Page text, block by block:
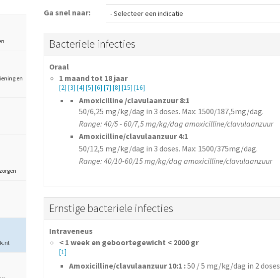
en
Ga snel naar:
Bacteriele infecties
Oraal
1 maand tot 18 jaar
[2] [3] [4] [5] [6] [7] [8] [15] [16]
Amoxicilline /clavulaanzuur 8:1
50/6,25 mg/kg/dag in 3 doses. Max: 1500/187,5mg/dag.
Range: 40/5 - 60/7,5 mg/kg/dag amoxicilline/clavulaanzuur
Amoxicilline/clavulaanzuur 4:1
50/12,5 mg/kg/dag in 3 doses. Max: 1500/375mg/dag.
Range: 40/10-60/15 mg/kg/dag amoxicilline/clavulaanzuur
Ernstige bacteriele infecties
Intraveneus
< 1 week en geboortegewicht < 2000 gr
[1]
Amoxicilline/clavulaanzuur 10:1 :50 / 5 mg/kg/dag in 2 doses